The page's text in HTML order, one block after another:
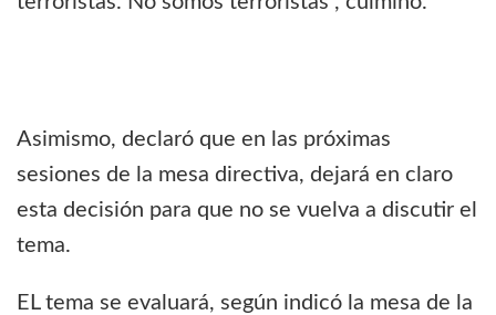
Asimismo, declaró que en las próximas
sesiones de la mesa directiva, dejará en claro
esta decisión para que no se vuelva a discutir el
tema.
EL tema se evaluará, según indicó la mesa de la